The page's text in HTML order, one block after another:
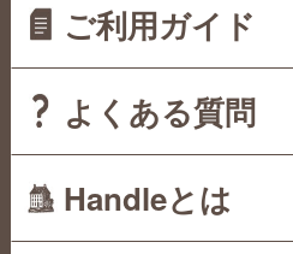
ご利用ガイド
よくある質問
Handleとは